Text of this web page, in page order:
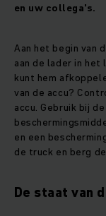
en uw collega’s.
Aan het begin van
aan de lader in
kunt hem
van de accu?
accu. Gebruik bij
en een
de truck en berg
De staat van